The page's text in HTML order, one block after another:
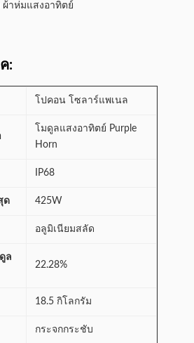
ผ้าห่มแสงอาทิตย์
:
โปคอน โซลาร์แพเนล
โมดูลแสงอาทิตย์ Purple
Horn
IP68
ด 425W
อลูมิเนียมสลัด
ล
22.28%
18.5 กิโลกรัม
กระจกกระชับ